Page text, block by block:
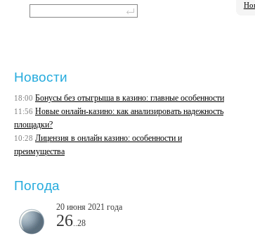
Новости
18:00 Бонусы без отыгрыша в казино: главные особенности
11:56 Новые онлайн-казино: как анализировать надежность
площадки?
10:28 Лицензия в онлайн казино: особенности и
преимущества
Погода
20 июня 2021 года
26 ..28